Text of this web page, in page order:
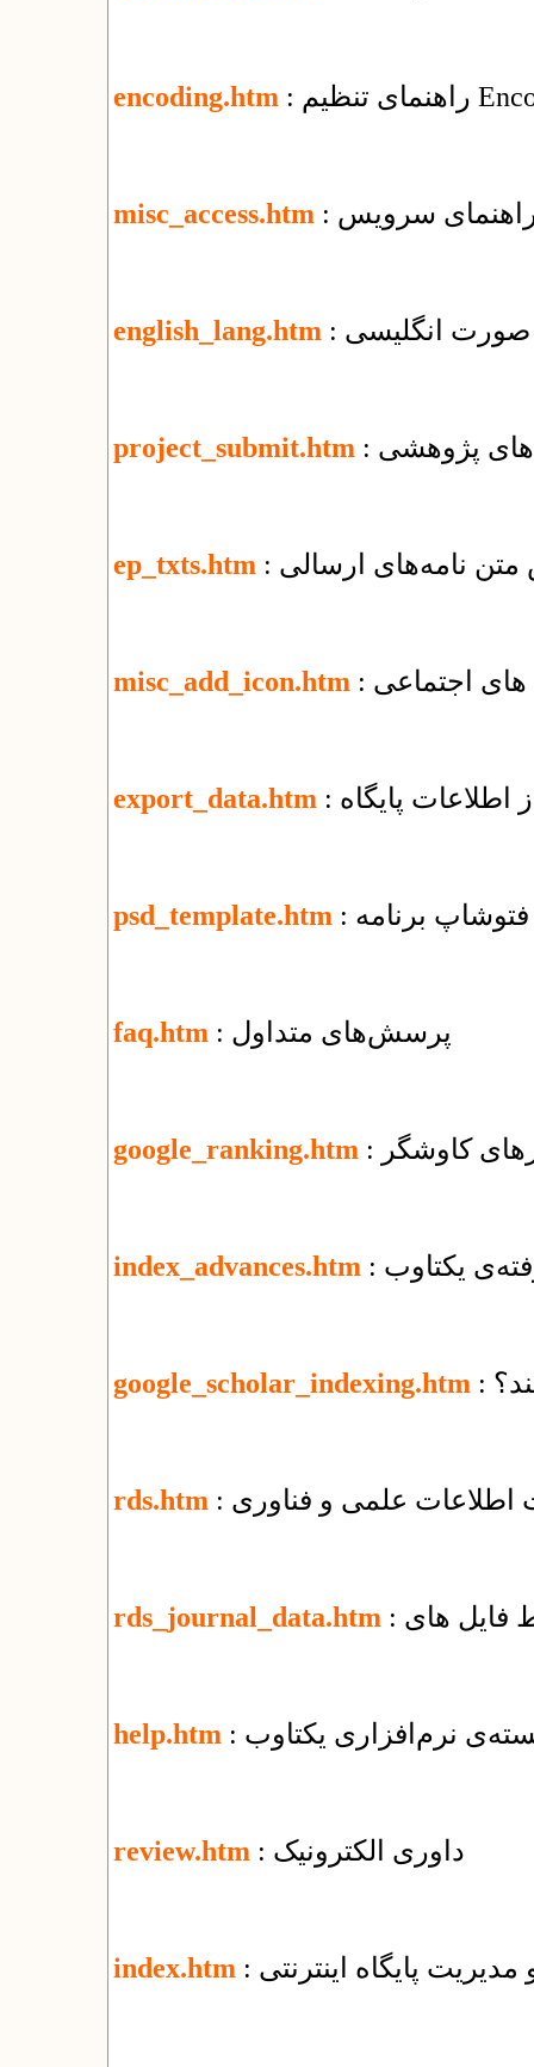
encoding.htm
misc_access.htm
english_lang.htm صورت انگلیسی
project_submit.htm پژوهشی
ep_txts.htm متن نامه‌های ارسالی
misc_add_icon.htm اجتماعی
export_data.htm پایگاه
psd_template.htm فتوشاپ برنامه
faq.htm : پرسش‌های متداول
google_ranking.htm کاوشگر
index_advances.htm یکتاوب
google_scholar_indexing.htm
rds.htm اطلاعات علمی و فناوری
rds_journal_data.htm
help.htm نرم‌افزاری یکتاوب
review.htm : داوری الکترونیک
index.htm پایگاه اینترنتی